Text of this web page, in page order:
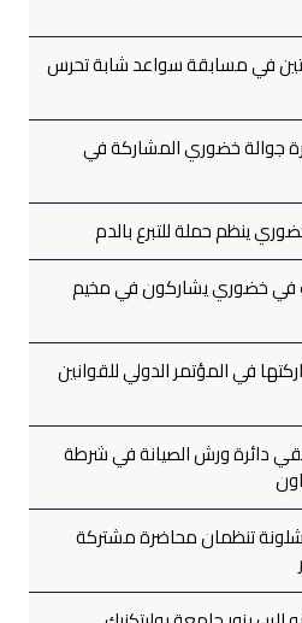
في مسابقة سواعد شابة تحرس
جوالة خضوري المشاركة في
ينظم حملة للتبرع بالدم
في خضوري يشاركون في مخيم
في المؤتمر الدولي للقوانين
دائرة ورش الصيانة في شرطة
تنظمان محاضرة مشتركة